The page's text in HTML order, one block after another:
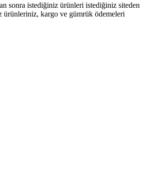
sonra istediğiniz ürünleri istediğiniz siteden
ürünleriniz, kargo ve gümrük ödemeleri